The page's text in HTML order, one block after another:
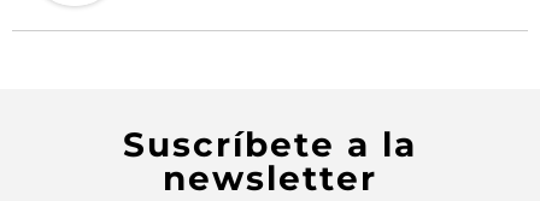
Suscríbete a la
newsletter